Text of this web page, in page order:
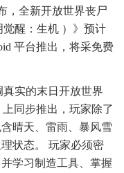
，全新开放世界丧尸
觉醒：生机 ）》预计
平台推出，将采免费
实的末日开放世界
同步推出，玩家除了
晴天、雷雨、暴风雪
状态。 玩家必须密
学习制造工具、掌握